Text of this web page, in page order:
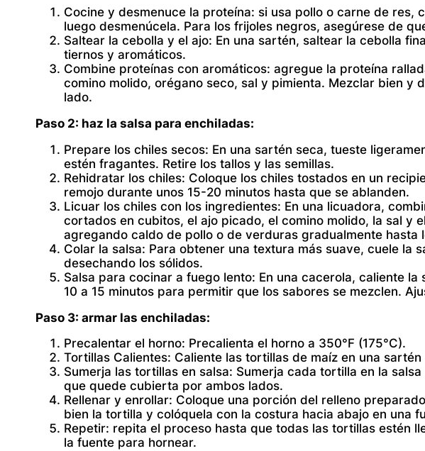
Cocine y desmenuce la proteína: si usa pollo o carne de res,
luego desmenúcela. Para los frijoles negros, asegúrese de
Saltear la cebolla y el ajo: En una sartén, saltear la cebolla
tiernos y aromáticos.
Combine proteínas con aromáticos: agregue la proteína
comino molido, orégano seco, sal y pimienta. Mezclar bien y
lado.
Paso 2: haz la salsa para enchiladas:
Prepare los chiles secos: En una sartén seca, tueste
estén fragantes. Retire los tallos y las semillas.
Rehidratar los chiles: Coloque los chiles tostados en un
remojo durante unos 15-20 minutos hasta que se ablanden.
Licuar los chiles con los ingredientes: En una licuadora,
cortados en cubitos, el ajo picado, el comino molido, la sal y
agregando caldo de pollo o de verduras gradualmente hasta
Colar la salsa: Para obtener una textura más suave, cuele la
desechando los sólidos.
Salsa para cocinar a fuego lento: En una cacerola, caliente
10 a 15 minutos para permitir que los sabores se mezclen.
Paso 3: armar las enchiladas:
Precalentar el horno: Precalienta el horno a 350°F (175°C).
Tortillas Calientes: Caliente las tortillas de maíz en una
Sumerja las tortillas en salsa: Sumerja cada tortilla en la
que quede cubierta por ambos lados.
Rellenar y enrollar: Coloque una porción del relleno
bien la tortilla y colóquela con la costura hacia abajo en una
Repetir: repita el proceso hasta que todas las tortillas estén
la fuente para hornear.